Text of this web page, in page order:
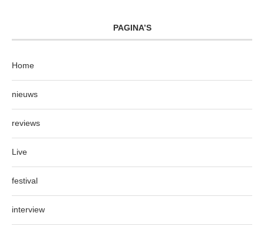
PAGINA’S
Home
nieuws
reviews
Live
festival
interview